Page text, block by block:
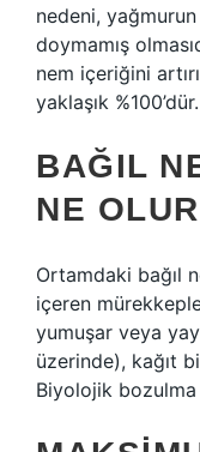
nedeni,
doymamış
nem içeriğini
yaklaşık %100’dür.
BAĞIL
NE
Ortamdaki bağıl
içeren
yumuşar veya
üzerinde), kağıt
Biyolojik